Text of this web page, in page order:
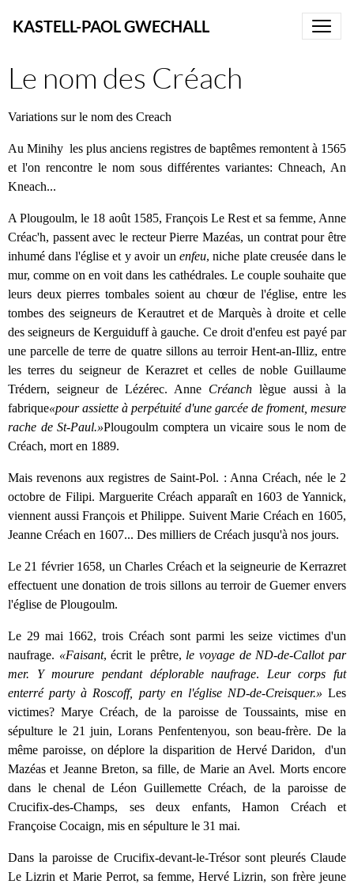
KASTELL-PAOL GWECHALL
Le nom des Créach
Variations sur le nom des Creach
Au Minihy les plus anciens registres de baptêmes remontent à 1565
et l'on rencontre le nom sous différentes variantes: Chneach, An
Kneach...
A Plougoulm, le 18 août 1585, François Le Rest et sa femme, Anne
Créac'h, passent avec le recteur Pierre Mazéas, un contrat pour être
inhumé dans l'église et y avoir un enfeu, niche plate creusée dans le
mur, comme on en voit dans les cathédrales. Le couple souhaite que
leurs deux pierres tombales soient au chœur de l'église, entre les
tombes des seigneurs de Kerautret et de Marquès à droite et celle
des seigneurs de Kerguiduff à gauche. Ce droit d'enfeu est payé par
une parcelle de terre de quatre sillons au terroir Hent-an-Illiz, entre
les terres du seigneur de Kerazret et celles de noble Guillaume
Trédern, seigneur de Lézérec. Anne Créanch lègue aussi à la
fabrique«pour assiette à perpétuité d'une garcée de froment, mesure
rache de St-Paul.»Plougoulm comptera un vicaire sous le nom de
Créach, mort en 1889.
Mais revenons aux registres de Saint-Pol. : Anna Créach, née le 2
octobre de Filipi. Marguerite Créach apparaît en 1603 de Yannick,
viennent aussi François et Philippe. Suivent Marie Créach en 1605,
Jeanne Créach en 1607... Des milliers de Créach jusqu'à nos jours.
Le 21 février 1658, un Charles Créach et la seigneurie de Kerrazret
effectuent une donation de trois sillons au terroir de Guemer envers
l'église de Plougoulm.
Le 29 mai 1662, trois Créach sont parmi les seize victimes d'un
naufrage. «Faisant,écrit le prêtre, le voyage de ND-de-Callot par
mer. Y mourure pendant déplorable naufrage. Leur corps fut
enterré party à Roscoff, party en l'église ND-de-Creisquer.» Les
victimes? Marye Créach, de la paroisse de Toussaints, mise en
sépulture le 21 juin, Lorans Penfentenyou, son beau-frère. De la
même paroisse, on déplore la disparition de Hervé Daridon, d'un
Mazéas et Jeanne Breton, sa fille, de Marie an Avel. Morts encore
dans le chenal de Léon Guillemette Créach, de la paroisse de
Crucifix-des-Champs, ses deux enfants, Hamon Créach et
Françoise Cocaign, mis en sépulture le 31 mai.
Dans la paroisse de Crucifix-devant-le-Trésor sont pleurés Claude
Le Lizrin et Marie Perrot, sa femme, Hervé Lizrin, son frère jeune